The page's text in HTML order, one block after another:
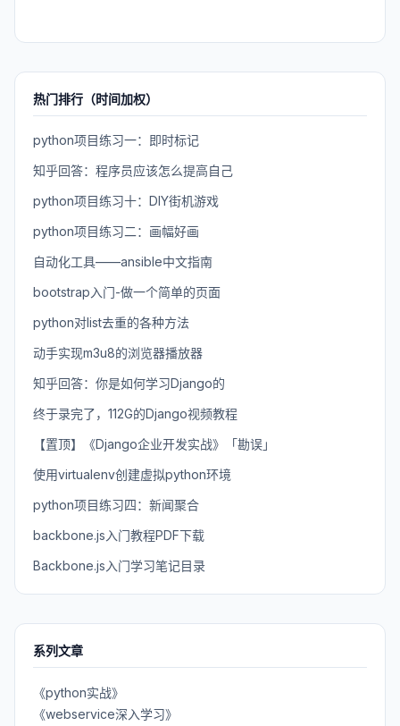
热门排行（时间加权）
python项目练习一：即时标记
知乎回答：程序员应该怎么提高自己
python项目练习十：DIY街机游戏
python项目练习二：画幅好画
自动化工具——ansible中文指南
bootstrap入门-做一个简单的页面
python对list去重的各种方法
动手实现m3u8的浏览器播放器
知乎回答：你是如何学习Django的
终于录完了，112G的Django视频教程
【置顶】《Django企业开发实战》「勘误」
使用virtualenv创建虚拟python环境
python项目练习四：新闻聚合
backbone.js入门教程PDF下载
Backbone.js入门学习笔记目录
系列文章
《python实战》
《webservice深入学习》